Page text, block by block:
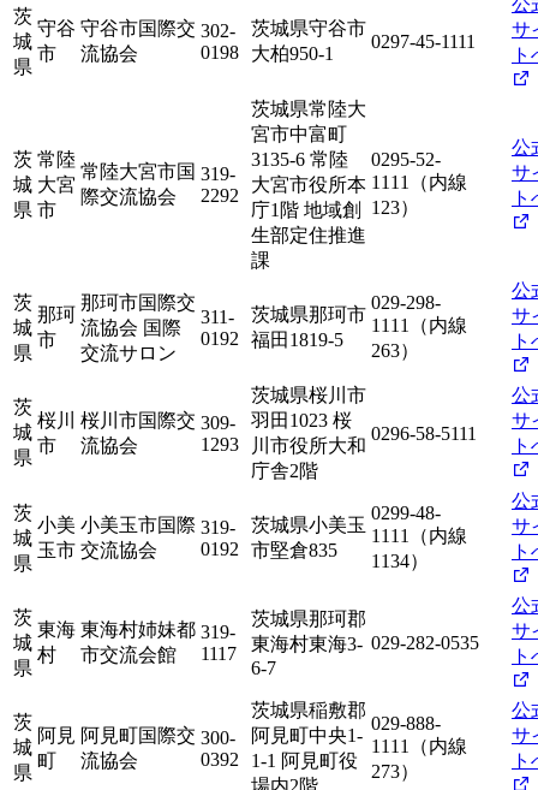
茨
城
県
守谷
市
守谷市国際交
流協会
302-
0198
茨城県守谷市
大柏950-1
0297-45-1111
公
サ
ト
茨
城
県
常陸
大宮
市
常陸大宮市国
際交流協会
319-
2292
茨城県常陸大
宮市中富町
3135-6 常陸
大宮市役所本
庁1階 地域創
生部定住推進
課
0295-52-
1111（内線
123）
公
サ
ト
茨
城
県
那珂
市
那珂市国際交
流協会 国際
交流サロン
311-
0192
茨城県那珂市
福田1819-5
029-298-
1111（内線
263）
公
サ
ト
茨
城
県
桜川
市
桜川市国際交
流協会
309-
1293
茨城県桜川市
羽田1023 桜
川市役所大和
庁舎2階
0296-58-5111
公
サ
ト
茨
城
県
小美
玉市
小美玉市国際
交流協会
319-
0192
茨城県小美玉
市堅倉835
0299-48-
1111（内線
1134）
公
サ
ト
茨
城
県
東海
村
東海村姉妹都
市交流会館
319-
1117
茨城県那珂郡
東海村東海3-
6-7
029-282-0535
公
サ
ト
茨
城
県
阿見
町
阿見町国際交
流協会
300-
0392
茨城県稲敷郡
阿見町中央1-
1-1 阿見町役
場内2階
029-888-
1111（内線
273）
公
サ
ト